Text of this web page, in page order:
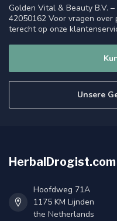
Golden Vital & Beauty B.V. –
42050162 Voor vragen
terecht op onze
Unsere
HerbalDrogist.com
Hoofdweg 71A
1175 KM Lijnden
the Netherlands